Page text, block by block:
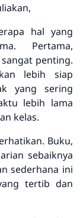
hal yang
Pertama,
penting.
lebih siap
yang sering
lebih lama
kelas.
Buku,
sebaiknya
sederhana ini
tertib dan